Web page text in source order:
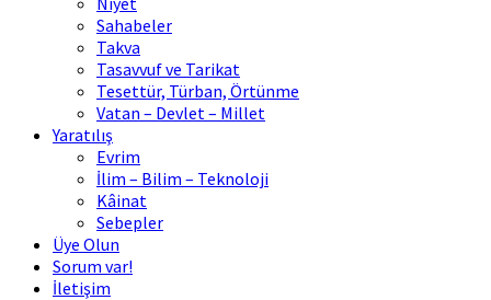
Sahabeler
Takva
Tasavvuf ve Tarikat
Tesettür, Türban, Örtünme
Vatan – Devlet – Millet
Yaratılış
Evrim
İlim – Bilim – Teknoloji
Kâinat
Sebepler
Üye Olun
Sorum var!
İletişim